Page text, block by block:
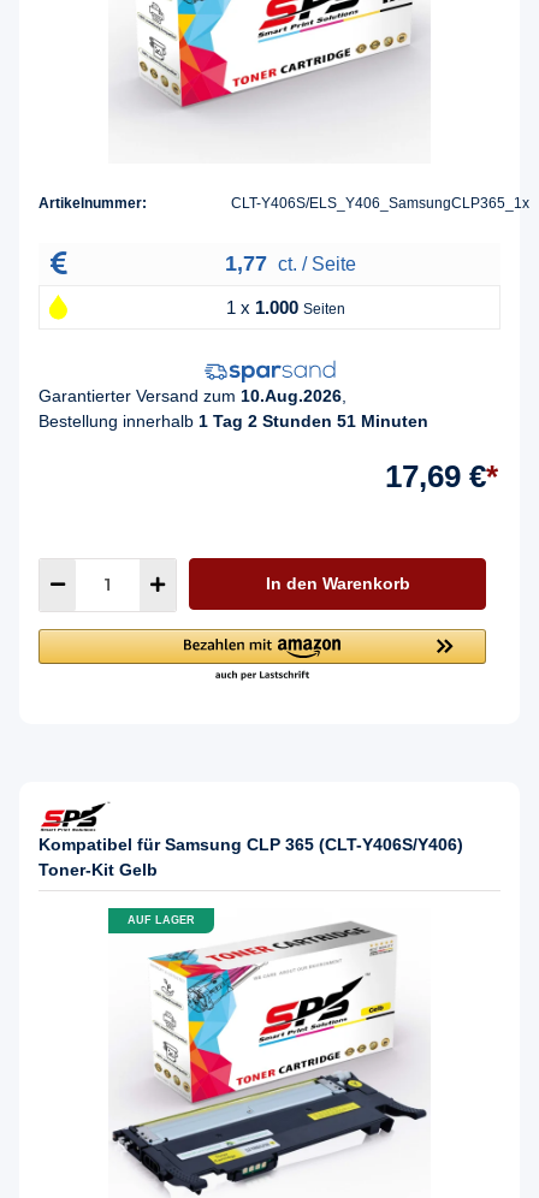
Artikelnummer: CLT-Y406S/ELS_Y406_SamsungCLP365_1x
1,77 ct. / Seite
1 x 1.000 Seiten
Garantierter Versand zum 10.Aug.2026
Bestellung innerhalb 1 Tag 2 Stunden 51 Minuten
17,69 €*
In den Warenkorb
Kompatibel für Samsung CLP 365 (CLT-Y406S/Y406)
Toner-Kit Gelb
AUF LAGER